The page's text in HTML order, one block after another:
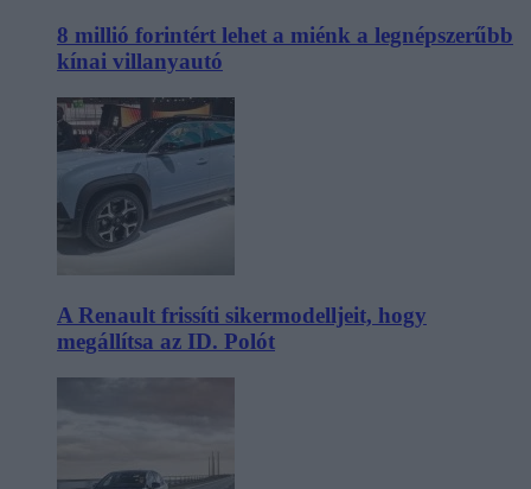
8 millió forintért lehet a miénk a legnépszerűbb
kínai villanyautó
A Renault frissíti sikermodelljeit, hogy
megállítsa az ID. Polót